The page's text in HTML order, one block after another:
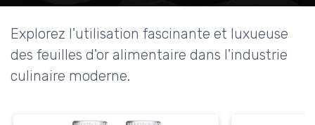
Explorez l'utilisation fascinante et luxueuse
des feuilles d'or alimentaire dans l'industrie
culinaire moderne.